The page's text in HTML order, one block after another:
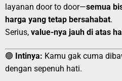
layanan door to door—semua
harga yang tetap bersahabat.
Serius, value-nya jauh di atas
🟢 Intinya: Kamu gak cuma
dengan sepenuh hati.